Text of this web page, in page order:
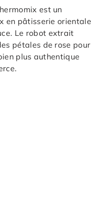
est un
en pâtisserie orientale
Le robot extrait
pétales de rose pour
plus authentique